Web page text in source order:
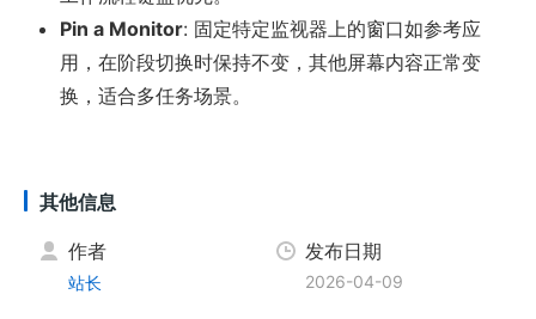
Pin a Monitor: 固定特定监视器上的窗口如参考应
用，在阶段切换时保持不变，其他屏幕内容正常变
换，适合多任务场景。
其他信息
作者
站长
发布日期
2026-04-09